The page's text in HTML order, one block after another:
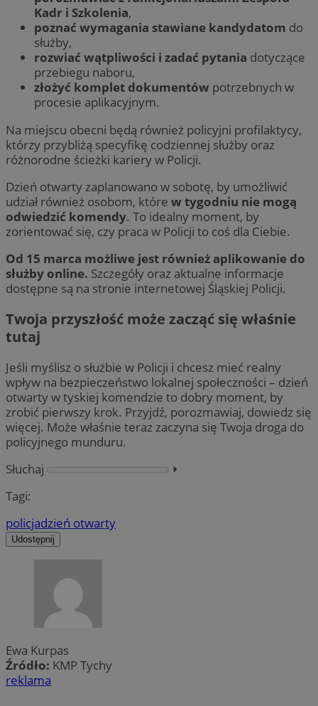
Kadr i Szkolenia,
poznać wymagania stawiane kandydatom do
służby,
rozwiać wątpliwości i zadać pytania dotyczące
przebiegu naboru,
złożyć komplet dokumentów potrzebnych w
procesie aplikacyjnym.
Na miejscu obecni będą również policyjni profilaktycy,
którzy przybliżą specyfikę codziennej służby oraz
różnorodne ścieżki kariery w Policji.
Dzień otwarty zaplanowano w sobotę, by umożliwić
udział również osobom, które w tygodniu nie mogą
odwiedzić komendy. To idealny moment, by
zorientować się, czy praca w Policji to coś dla Ciebie.
Od 15 marca możliwe jest również aplikowanie do
służby online. Szczegóły oraz aktualne informacje
dostępne są na stronie internetowej Śląskiej Policji.
Twoja przyszłość może zacząć się właśnie
tutaj
Jeśli myślisz o służbie w Policji i chcesz mieć realny
wpływ na bezpieczeństwo lokalnej społeczności – dzień
otwarty w tyskiej komendzie to dobry moment, by
zrobić pierwszy krok. Przyjdź, porozmawiaj, dowiedz się
więcej. Może właśnie teraz zaczyna się Twoja droga do
policyjnego munduru.
Słuchaj
⏵︎
Tagi:
policjadzień otwarty
Udostępnij
Ewa Kurpas
Źródło: KMP Tychy
reklama